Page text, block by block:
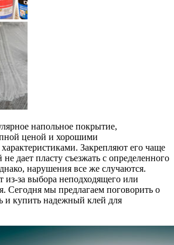
напольное покрытие,
ценой и хорошими
Закрепляют его чаще
дает пласту съезжать с определенного
нарушения все же случаются.
из-за выбора неподходящего или
Сегодня мы предлагаем поговорить о
и купить надежный клей для